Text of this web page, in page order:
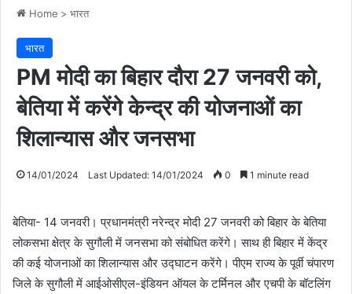
Home > भारत
भारत
PM मोदी का बिहार दौरा 27 जनवरी को,
बेतिया में करेंगे केन्द्र की योजनाओं का
शिलान्यास और जनसभा
14/01/2024 Last Updated: 14/01/2024 0 1 minute read
बेतिया- 14 जनवरी। प्रधानमंत्री नरेन्द्र मोदी 27 जनवरी को बिहार के बेतिया
लोकसभा क्षेत्र के सुगौली में जनसभा को संबोधित करेंगे। साथ ही बिहार में केंद्र
की कई योजनाओं का शिलान्यास और उद्घाटन करेंगे। पीएम राज्य के पूर्वी चंपारण
जिले के सुगौली में आईओसीएल-इंडियन ऑयल के टर्मिनल और एचपी के बॉटलिंग